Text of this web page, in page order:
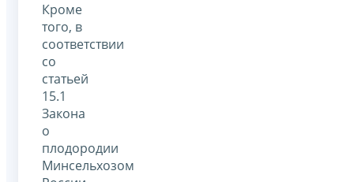
Кроме
того, в
соответствии
со
статьей
15.1
Закона
о
плодородии
Минсельхозом